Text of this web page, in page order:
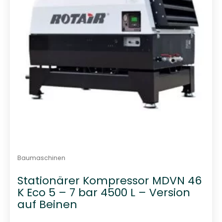
5
Baumaschinen
Stationärer Kompressor MDVN 46
K Eco 5 – 7 bar 4500 L – Version
auf Beinen